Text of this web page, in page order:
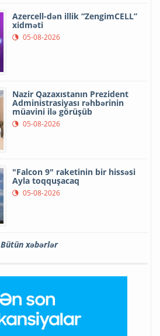
Azercell-dən illik “ZengimCELL”
xidməti
05-08-2026
Nazir Qazaxıstanın Prezident
Administrasiyası rəhbərinin
müavini ilə görüşüb
05-08-2026
"Falcon 9" raketinin bir hissəsi
Ayla toqquşacaq
05-08-2026
Bütün xəbərlər